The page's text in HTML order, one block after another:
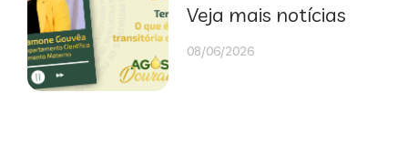
Veja mais notícias
08/06/2026